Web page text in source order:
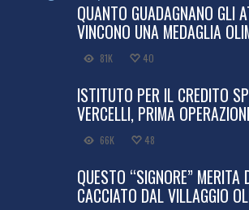
QUANTO GUADAGNANO GLI
VINCONO UNA MEDAGLIA
81K 40
ISTITUTO PER IL CREDITO
VERCELLI, PRIMA
66K 48
QUESTO “SIGNORE” MERITA
CACCIATO DAL VILLAGGIO